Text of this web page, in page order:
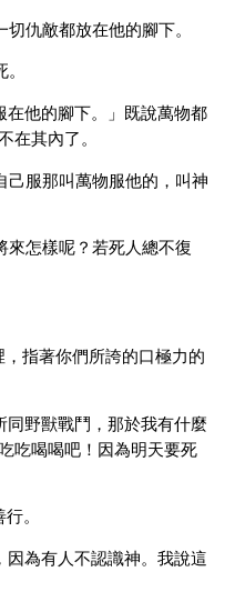
仇敵都放在他的腳下。
他的腳下。」既說萬物都
在其內了。
服那叫萬物服他的，叫神
來怎樣呢？若死人總不復
指著你們所誇的口極力的
野獸戰鬥，那於我有什麼
吃喝喝吧！因為明天要死
。
為有人不認識神。我說這